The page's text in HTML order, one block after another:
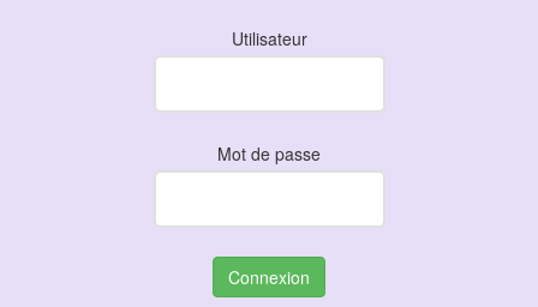
Utilisateur
Mot de passe
Connexion